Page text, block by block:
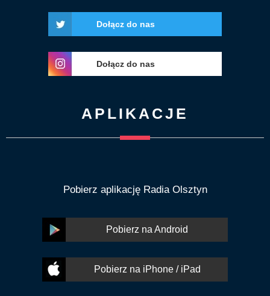
Dołącz do nas
Dołącz do nas
APLIKACJE
Pobierz aplikację Radia Olsztyn
Pobierz na Android
Pobierz na iPhone / iPad